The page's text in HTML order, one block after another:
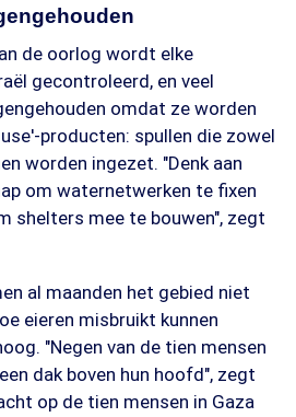
de oorlog wordt elke
gecontroleerd, en veel
omdat ze worden
producten: spullen die zowel
worden ingezet. "Denk aan
om waternetwerken te fixen
shelters mee te bouwen", zegt
al maanden het gebied niet
eieren misbruikt kunnen
"Negen van de tien mensen
dak boven hun hoofd", zegt
op de tien mensen in Gaza